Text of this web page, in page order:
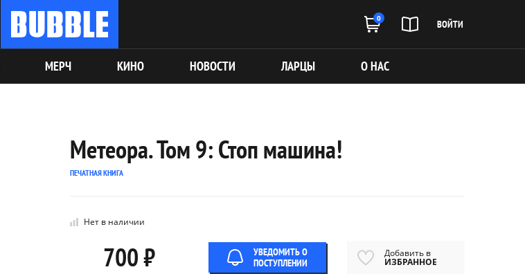
0 ВОЙТИ
МЕРЧ КИНО НОВОСТИ ЛАРЦЫ О НАС
Метеора. Том 9: Стоп машина!
ПЕЧАТНАЯ КНИГА
Нет в наличии
700 ₽
УВЕДОМИТЬ О
ПОСТУПЛЕНИИ
Добавить в
ИЗБРАННОЕ